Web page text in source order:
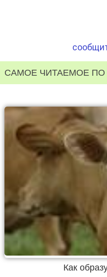
САМОЕ ЧИТАЕМОЕ ПО
Как